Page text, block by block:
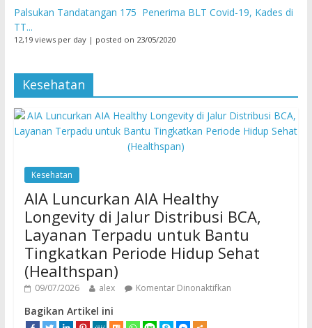
Palsukan Tandatangan 175 Penerima BLT Covid-19, Kades di
TT...
12,19 views per day| posted on 23/05/2020
Kesehatan
Kesehatan
AIA Luncurkan AIA Healthy
Longevity di Jalur Distribusi BCA,
Layanan Terpadu untuk Bantu
Tingkatkan Periode Hidup Sehat
(Healthspan)
09/07/2026 alex Komentar Dinonaktifkan
Bagikan Artikel ini